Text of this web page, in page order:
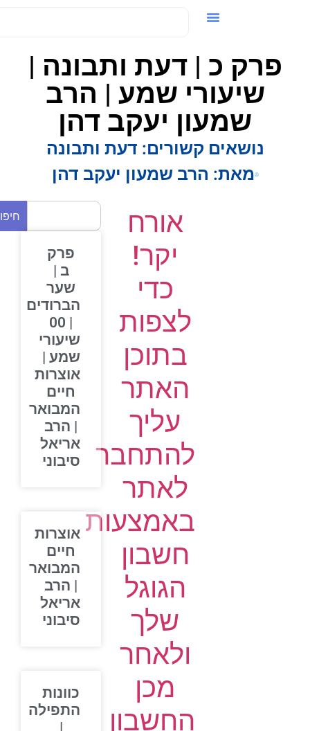
פרק כ | דעת ותבונה |
שיעורי שמע | הרב
שמעון יעקב דהן
נושאים קשורים: דעת ותבונה
מאת:הרב שמעון יעקב דהן
אורח
יקר!
כדי
לצפות
בתוכן
האתר
עליך
להתחבר
לאתר
באמצעות
חשבון
הגוגל
שלך
ולאחר
מכן
החשבון
חיפוש
פרק
ב |
שער
הברודים
| 00
שיעורי
שמע |
אוצרות
חיים
המבואר
| הרב
אריאל
סיבוני
אוצרות
חיים
המבואר
| הרב
אריאל
סיבוני
כוונות
התפילה